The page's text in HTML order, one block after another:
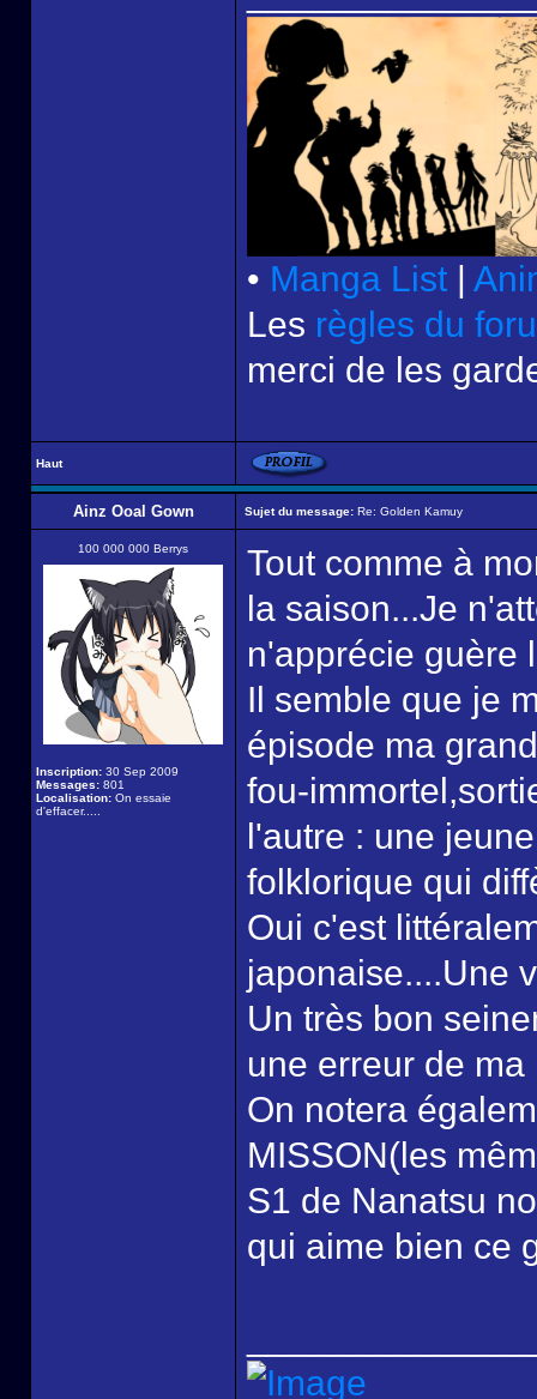
• Manga List |
Les règles du
merci de les
Haut
Ainz Ooal Gown Sujet du message: Re: Golden Kamuy
100 000 000 Berrys
Inscription: 30 Sep 2009
Messages: 801
Localisation: On essaie
d'effacer.....
Tout comme à
la saison...Je
n'apprécie guère
Il semble que je
épisode ma
fou-
l'autre : une
folklorique qui
Oui c'est
japonaise....Une
Un très bon
une erreur de
On notera
MISSON(les
S1 de Nanatsu
qui aime bien ce